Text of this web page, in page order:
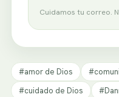
Cuidamos tu correo.
#amor de Dios
#cuidado de Dios